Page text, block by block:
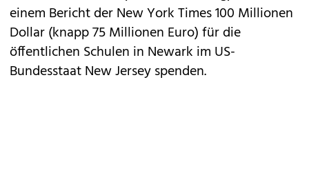
einem Bericht der New York Times 100 Millionen
Dollar (knapp 75 Millionen Euro) für die
öffentlichen Schulen in Newark im US-
Bundesstaat New Jersey spenden.